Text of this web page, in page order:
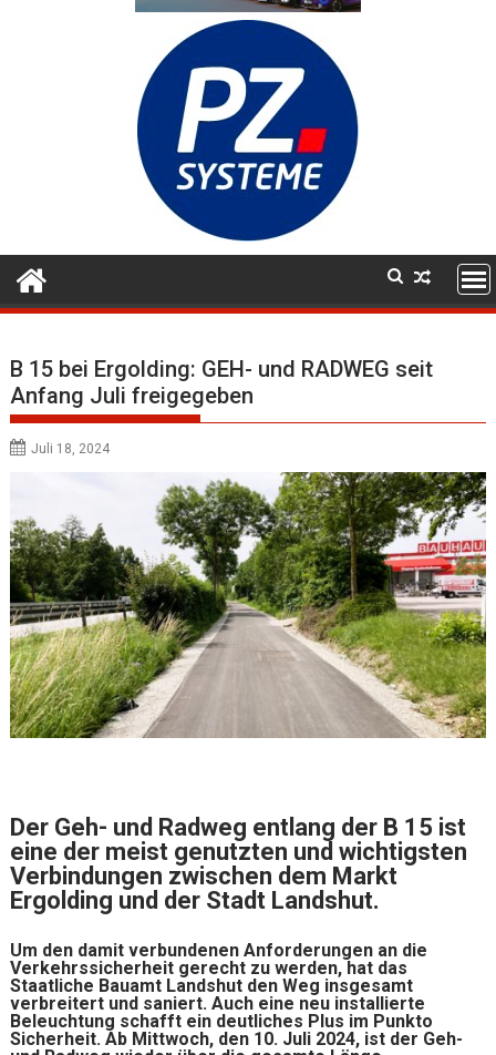
B 15 bei Ergolding: GEH- und RADWEG seit
Anfang Juli freigegeben
Juli 18, 2024
Der Geh- und Radweg entlang der B 15 ist
eine der meist genutzten und wichtigsten
Verbindungen zwischen dem Markt
Ergolding und der Stadt Landshut.
Um den damit verbundenen Anforderungen an die
Verkehrssicherheit gerecht zu werden, hat das
Staatliche Bauamt Landshut den Weg insgesamt
verbreitert und saniert. Auch eine neu installierte
Beleuchtung schafft ein deutliches Plus im Punkto
Sicherheit. Ab Mittwoch, den 10. Juli 2024, ist der Geh-